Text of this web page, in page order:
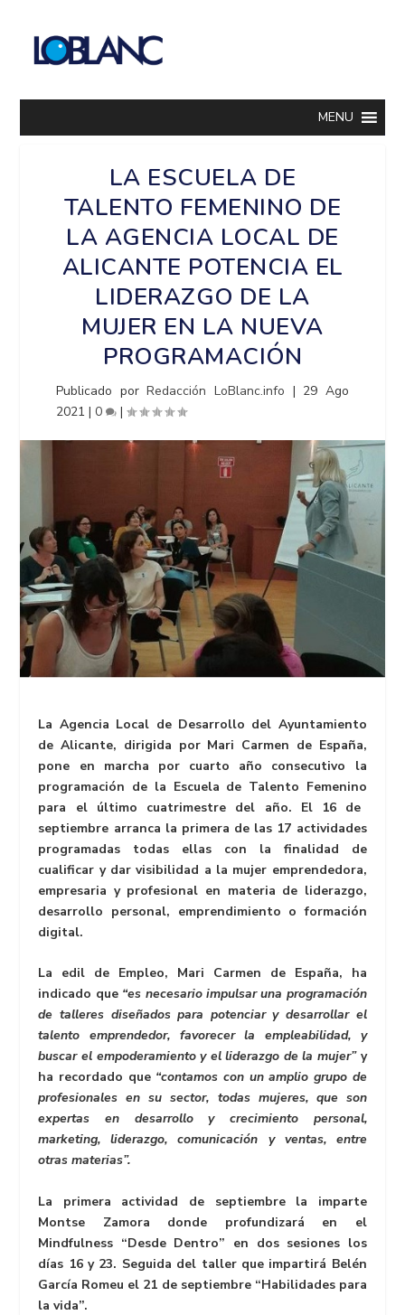
MENU
LA ESCUELA DE
TALENTO FEMENINO DE
LA AGENCIA LOCAL DE
ALICANTE POTENCIA EL
LIDERAZGO DE LA
MUJER EN LA NUEVA
PROGRAMACIÓN
Publicado porRedacción LoBlanc.info | 29 Ago
2021 |0 |
La Agencia Local de Desarrollo del Ayuntamiento
de Alicante, dirigida por Mari Carmen de España,
pone en marcha por cuarto año consecutivo la
programación de la Escuela de Talento Femenino
para el último cuatrimestre del año. El 16 de
septiembre arranca la primera de las 17 actividades
programadas todas ellas con la finalidad de
cualificar y dar visibilidad a la mujer emprendedora,
empresaria y profesional en materia de liderazgo,
desarrollo personal, emprendimiento o formación
digital.
La edil de Empleo, Mari Carmen de España, ha
indicado que “es necesario impulsar una programación
de talleres diseñados para potenciar y desarrollar el
talento emprendedor, favorecer la empleabilidad, y
buscar el empoderamiento y el liderazgo de la mujer”y
ha recordado que “contamos con un amplio grupo de
profesionales en su sector, todas mujeres, que son
expertas en desarrollo y crecimiento personal,
marketing, liderazgo, comunicación y ventas, entre
otras materias”.
La primera actividad de septiembre la imparte
Montse Zamora donde profundizará en el
Mindfulness “Desde Dentro” en dos sesiones los
días 16 y 23. Seguida del taller que impartirá Belén
García Romeu el 21 de septiembre “Habilidades para
la vida”.